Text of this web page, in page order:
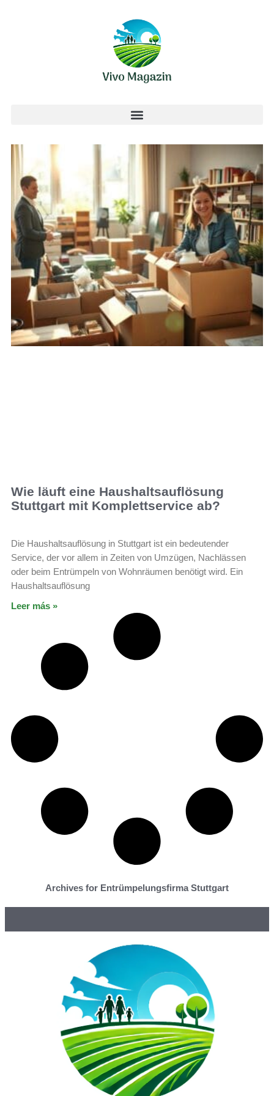
Wie läuft eine Haushaltsauflösung
Stuttgart mit Komplettservice ab?
Die Haushaltsauflösung in Stuttgart ist ein bedeutender
Service, der vor allem in Zeiten von Umzügen, Nachlässen
oder beim Entrümpeln von Wohnräumen benötigt wird. Ein
Haushaltsauflösung
Leer más »
Archives for Entrümpelungsfirma Stuttgart